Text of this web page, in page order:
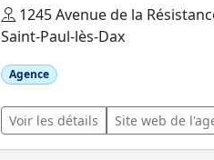
1245 Avenue de la
Saint-Paul-lès-Dax
Agence
Voir les détails Site web de